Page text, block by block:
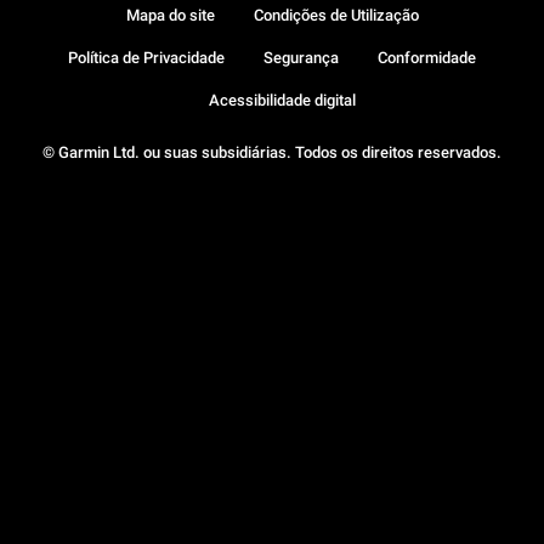
© Garmin Ltd. ou suas subsidiárias. Todos os direitos reservados.
Mapa do site Condições de Utilização
Política de Privacidade Segurança Conformidade
Acessibilidade digital